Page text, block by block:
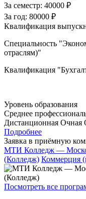
За семестр: 40000 ₽
За год: 80000 ₽
Квалификация
Специальность
отраслям)"
Квалификация
Уровень образования
Среднее
Дистанционная Очная
Подробнее
Заявка в приёмную
МТИ Колледж —
(Колледж) Коммерция
Посмотреть все